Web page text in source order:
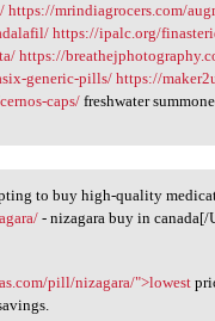
https://mrindiagrocers.com/
https://ipalc.org/
https://
generic-pills/ https://
caps/ freshwater
to buy high-quality
- nizagara buy in canada[/
pill/nizagara/">lowest